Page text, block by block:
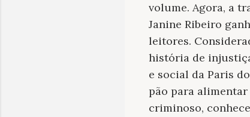
volume. Agora, a
Janine Ribeiro
leitores.
história de
e social da Paris
pão para
criminoso,